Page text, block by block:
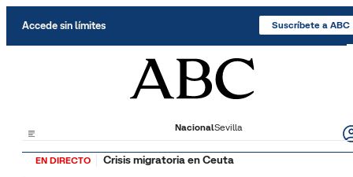
Accede sin límites Suscríbete a ABC
NacionalSevilla
EN DIRECTO Crisis migratoria en Ceuta